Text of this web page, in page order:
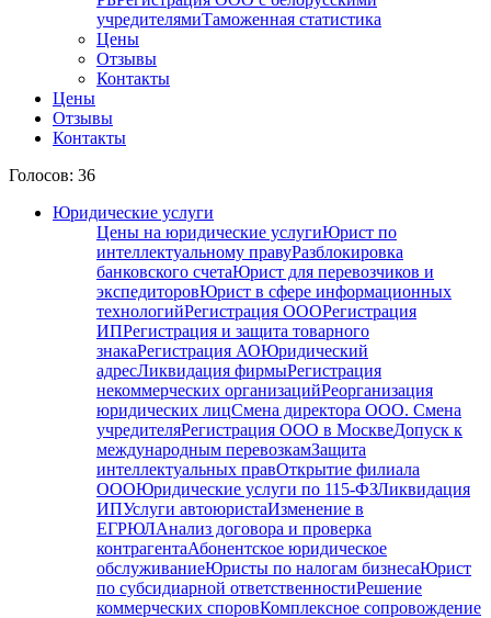
учредителямиТаможенная статистика
Цены
Отзывы
Контакты
Цены
Отзывы
Контакты
Голосов: 36
Юридические услуги
Цены на юридические услугиЮрист по
интеллектуальному правуРазблокировка
банковского счетаЮрист для перевозчиков и
экспедиторовЮрист в сфере информационных
технологийРегистрация ОООРегистрация
ИПРегистрация и защита товарного
знакаРегистрация АОЮридический
адресЛиквидация фирмыРегистрация
некоммерческих организацийРеорганизация
юридических лицСмена директора ООО. Смена
учредителяРегистрация ООО в МосквеДопуск к
международным перевозкамЗащита
интеллектуальных правОткрытие филиала
ОООЮридические услуги по 115-ФЗЛиквидация
ИПУслуги автоюристаИзменение в
ЕГРЮЛАнализ договора и проверка
контрагентаАбонентское юридическое
обслуживаниеЮристы по налогам бизнесаЮрист
по субсидиарной ответственностиРешение
коммерческих споровКомплексное сопровождение